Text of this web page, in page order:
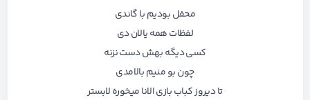
ﻣﺤﻔﻞ ﺑﻮدﻳﻢ ﺑﺎ ﮔﺎﻧﺪی
ﻟﻔﻈﺎت ﻫﻤﻪ ﻳﺎﻟﺎن دی
ﻛﺴﻰ دﻳﮕﻪ ﺑﻬﺶ دﺳﺖ ﻧﺰﻧﻪ
ﭼﻮن ﺑﻮ ﻣﻨﻴﻢ ﺑﺎﻟﺎﻣﺪی
ﺗﺎ دﻳﺮوز ﻛﺒﺎب ﺑﺎزی اﻟﺎﻧﺎ ﻣﻴﺨﻮره ﻟﺎﺑﺴﺘﺮ